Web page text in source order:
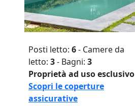
Posti letto: 6- Camere da
letto: 3- Bagni: 3
Proprietà ad uso esclusivo
Scopri le coperture
assicurative